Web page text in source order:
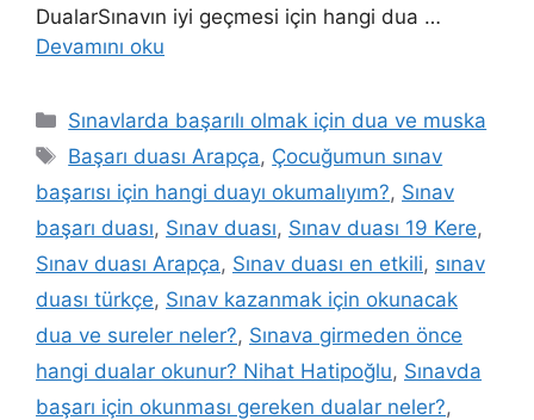
DualarSınavın iyi geçmesi için hangi dua …
Devamını oku
Sınavlarda başarılı olmak için dua ve muska
Başarı duası Arapça, Çocuğumun sınav
başarısı için hangi duayı okumalıyım?, Sınav
başarı duası, Sınav duası, Sınav duası 19 Kere,
Sınav duası Arapça, Sınav duası en etkili, sınav
duası türkçe, Sınav kazanmak için okunacak
dua ve sureler neler?, Sınava girmeden önce
hangi dualar okunur? Nihat Hatipoğlu, Sınavda
başarı için okunması gereken dualar neler?,